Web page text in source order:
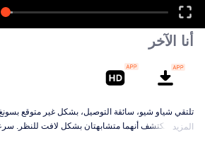
أنا الآخر
تلتقي شياو شيو، سائقة التوصيل، بشكل غير متوقع
سونغ، وتكتشف أنهما متشابهتان بشكل لافت للنظر.
المزيد